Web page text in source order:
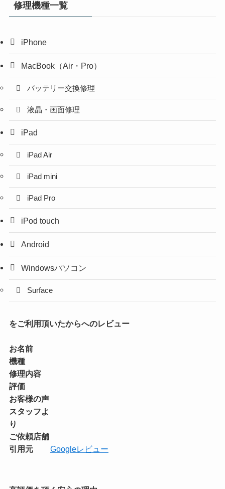
修理機種一覧
iPhone
MacBook（Air・Pro）
バッテリー交換修理
液晶・画面修理
iPad
iPad Air
iPad mini
iPad Pro
iPod touch
Android
Windowsパソコン
Surface
をご利用頂いたからへのレビュー
お名前
機種
修理内容
評価
お客様の声
スタッフよ
り
ご依頼店舗
引用元
Googleレビュー